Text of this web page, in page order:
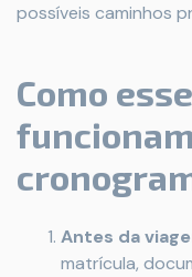
possíveis caminhos
Como
Antes da
matrícula,